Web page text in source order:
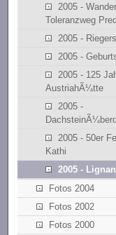
2005 -
Toleranzweg
2005 -
2005 -
2005 - 125
AustriahÃ¼tte
2005 -
2005 - 50er
Kathi
2005 -
Fotos 2004
Fotos 2002
Fotos 2000